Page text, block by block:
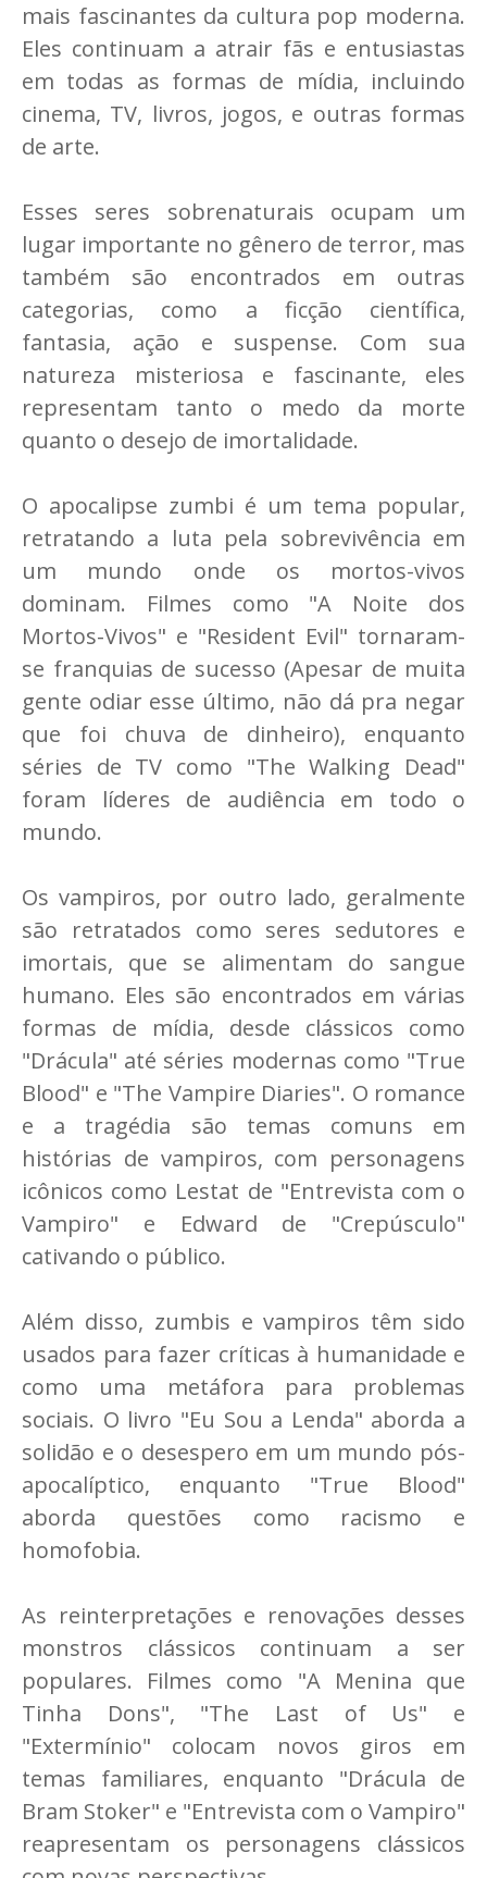
mais fascinantes da cultura pop moderna.
Eles continuam a atrair fãs e entusiastas
em todas as formas de mídia, incluindo
cinema, TV, livros, jogos, e outras formas
de arte.
Esses seres sobrenaturais ocupam um
lugar importante no gênero de terror, mas
também são encontrados em outras
categorias, como a ficção científica,
fantasia, ação e suspense. Com sua
natureza misteriosa e fascinante, eles
representam tanto o medo da morte
quanto o desejo de imortalidade.
O apocalipse zumbi é um tema popular,
retratando a luta pela sobrevivência em
um mundo onde os mortos-vivos
dominam. Filmes como "A Noite dos
Mortos-Vivos" e "Resident Evil" tornaram-
se franquias de sucesso (Apesar de muita
gente odiar esse último, não dá pra negar
que foi chuva de dinheiro), enquanto
séries de TV como "The Walking Dead"
foram líderes de audiência em todo o
mundo.
Os vampiros, por outro lado, geralmente
são retratados como seres sedutores e
imortais, que se alimentam do sangue
humano. Eles são encontrados em várias
formas de mídia, desde clássicos como
"Drácula" até séries modernas como "True
Blood" e "The Vampire Diaries". O romance
e a tragédia são temas comuns em
histórias de vampiros, com personagens
icônicos como Lestat de "Entrevista com o
Vampiro" e Edward de "Crepúsculo"
cativando o público.
Além disso, zumbis e vampiros têm sido
usados para fazer críticas à humanidade e
como uma metáfora para problemas
sociais. O livro "Eu Sou a Lenda" aborda a
solidão e o desespero em um mundo pós-
apocalíptico, enquanto "True Blood"
aborda questões como racismo e
homofobia.
As reinterpretações e renovações desses
monstros clássicos continuam a ser
populares. Filmes como "A Menina que
Tinha Dons", "The Last of Us" e
"Extermínio" colocam novos giros em
temas familiares, enquanto "Drácula de
Bram Stoker" e "Entrevista com o Vampiro"
reapresentam os personagens clássicos